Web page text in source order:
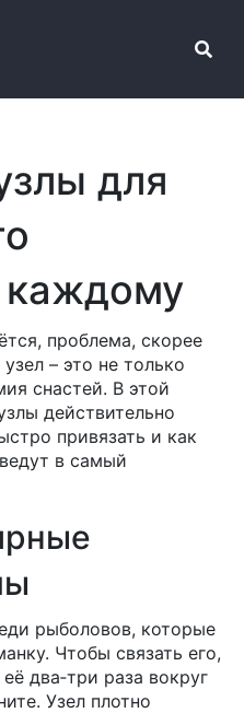
для
каждому
проблема, скорее
– это не только
снастей. В этой
действительно
привязать и как
в самый
рыболовов, которые
Чтобы связать его,
два‑три раза вокруг
Узел плотно